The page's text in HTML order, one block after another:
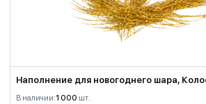
Наполнение для новогоднего шара,
В наличии:1 000 шт.